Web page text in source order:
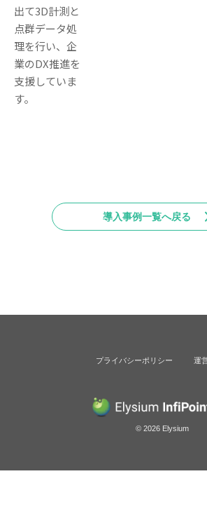
出て3D計測と
点群データ処
理を行い、企
業のDX推進を
支援していま
す。
導入事例一覧へ戻る
プライバシーポリシー 運
©︎ 2026 Elysium